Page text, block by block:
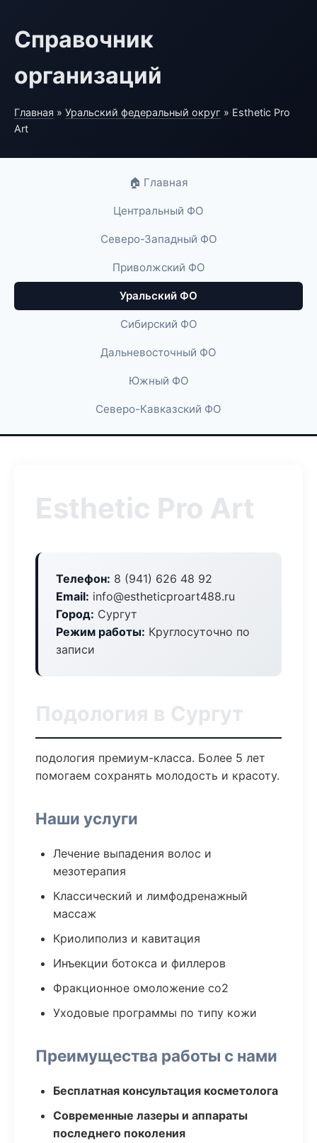
Справочник
организаций
Главная » Уральский федеральный округ » Esthetic Pro
Art
🏠 Главная
Центральный ФО
Северо-Западный ФО
Приволжский ФО
Уральский ФО
Сибирский ФО
Дальневосточный ФО
Южный ФО
Северо-Кавказский ФО
Esthetic Pro Art
Телефон: 8 (941) 626 48 92
Email: info@estheticproart488.ru
Город: Сургут
Режим работы: Круглосуточно по
записи
Подология в Сургут
подология премиум-класса. Более 5 лет
помогаем сохранять молодость и красоту.
Наши услуги
Лечение выпадения волос и
мезотерапия
Классический и лимфодренажный
массаж
Криолиполиз и кавитация
Инъекции ботокса и филлеров
Фракционное омоложение co2
Уходовые программы по типу кожи
Преимущества работы с нами
Бесплатная консультация косметолога
Современные лазеры и аппараты
последнего поколения